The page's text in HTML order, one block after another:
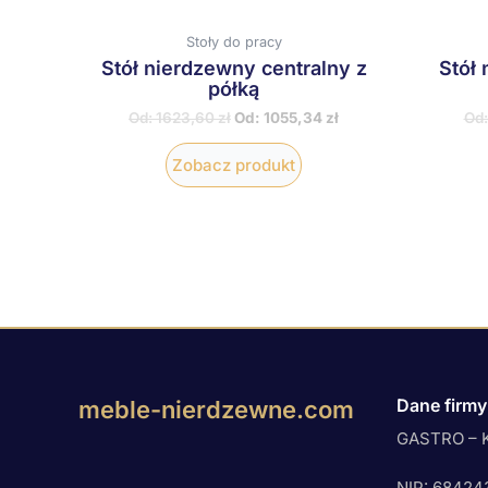
Stoły do pracy
Stół nierdzewny centralny z
półką
Od:1623,60zł Od: 1055,34 zł
Zobacz produkt
Stół
meble-nierdzewne.com Dane firmy
GASTRO –